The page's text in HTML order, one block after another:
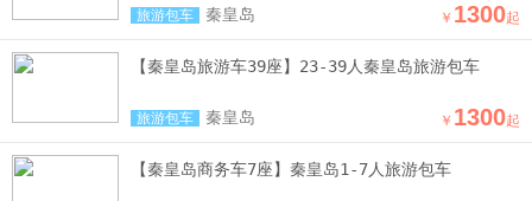
旅游包车 秦皇岛 ￥ 1300起
【秦皇岛旅游车39座】23-39人秦皇岛旅游包车
旅游包车 秦皇岛 ￥ 1300起
【秦皇岛商务车7座】秦皇岛1-7人旅游包车